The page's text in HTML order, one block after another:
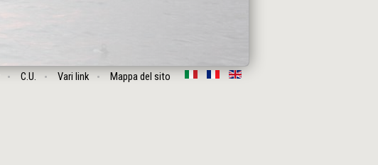
C.U. Vari link Mappa del sito